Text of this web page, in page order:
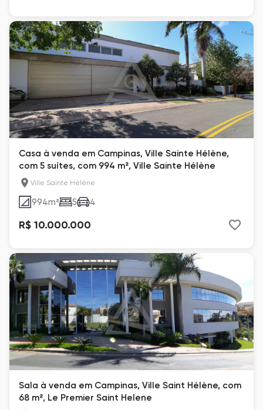
Casa à venda em Campinas, Ville Sainte Hélène,
com 5 suítes, com 994 m², Ville Sainte Hélène
Ville Sainte Hélène
994m² 5 4
R$ 10.000.000
Sala à venda em Campinas, Ville Saint Hélène, com
68 m², Le Premier Saint Helene